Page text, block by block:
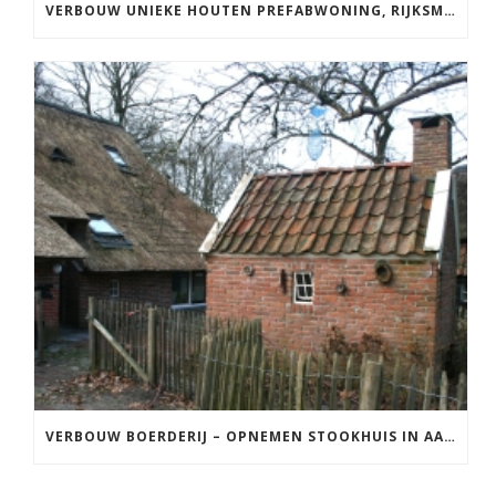
VERBOUW UNIEKE HOUTEN PREFABWONING, RIJKSMONUMENT
VERBOUW BOERDERIJ – OPNEMEN STOOKHUIS IN AANBOUW